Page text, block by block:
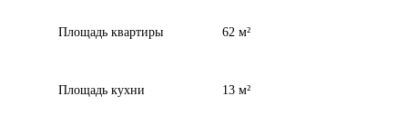
Площадь квартиры 62 м²
Площадь кухни 13 м²